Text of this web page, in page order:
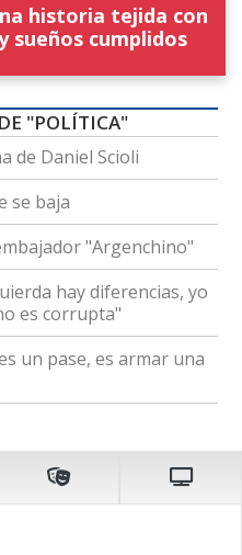
historia tejida con
sueños cumplidos
"POLÍTICA"
de Daniel Scioli
se baja
"Argenchino"
hay diferencias, yo
es corrupta"
un pase, es armar una